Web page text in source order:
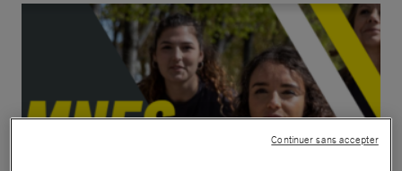
Continuer sans accepter